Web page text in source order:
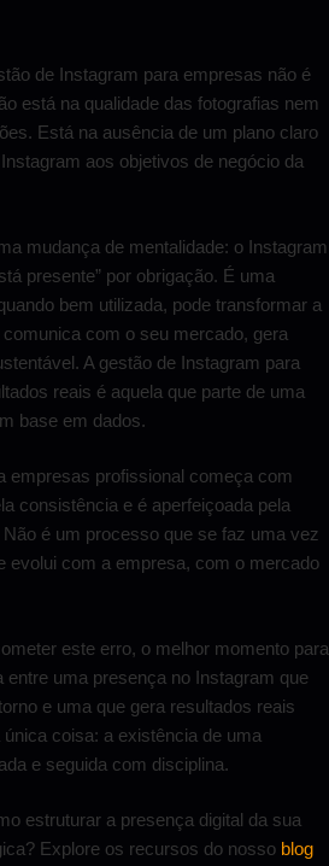
de Instagram para empresas não é
está na qualidade das fotografias nem
Está na ausência de um plano claro
aos objetivos de negócio da
mudança de mentalidade: o Instagram
presente” por obrigação. É uma
bem utilizada, pode transformar a
com o seu mercado, gera
A gestão de Instagram para
reais é aquela que parte de uma
base em dados.
empresas profissional começa com
consistência e é aperfeiçoada pela
é um processo que se faz uma vez
com a empresa, com o mercado
este erro, o melhor momento para
entre uma presença no Instagram que
e uma que gera resultados reais
coisa: a existência de uma
e seguida com disciplina.
estruturar a presença digital da sua
Explore os recursos do nosso blog